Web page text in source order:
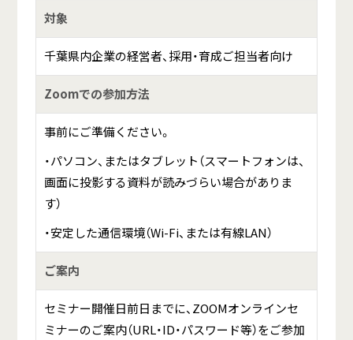
対象
千葉県内企業の経営者、採用・育成ご担当者向け
Zoomでの参加方法
事前にご準備ください。
・パソコン、またはタブレット（スマートフォンは、
画面に投影する資料が読みづらい場合がありま
す）
・安定した通信環境（Wi-Fi、または有線LAN）
ご案内
セミナー開催日前日までに、ZOOMオンラインセ
ミナーのご案内（URL・ID・パスワード等）をご参加